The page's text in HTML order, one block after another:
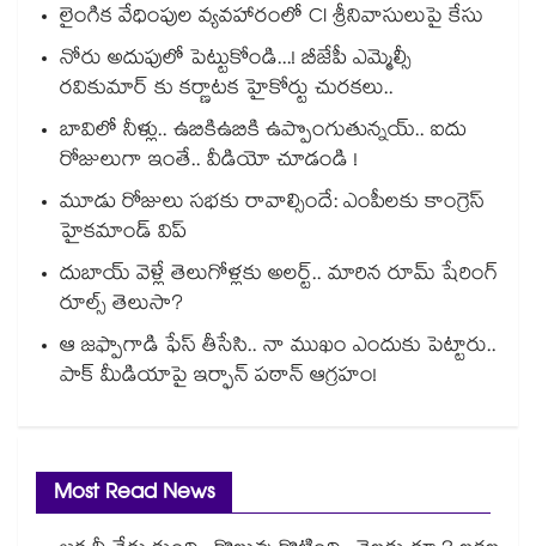
లైంగిక వేధింపుల వ్యవహారంలో CI శ్రీనివాసులుపై కేసు
నోరు అదుపులో పెట్టుకోండి...! బీజేపీ ఎమ్మెల్సీ
రవికుమార్ కు కర్ణాటక హైకోర్టు చురకలు..
బావిలో నీళ్లు.. ఉబికిఉబికి ఉప్పొంగుతున్నయ్.. ఐదు
రోజులుగా ఇంతే.. వీడియో చూడండి !
మూడు రోజులు సభకు రావాల్సిందే: ఎంపీలకు కాంగ్రెస్
హైకమాండ్ విప్
దుబాయ్ వెళ్లే తెలుగోళ్లకు అలర్ట్.. మారిన రూమ్ షేరింగ్‌
రూల్స్ తెలుసా?
ఆ జఫ్పాగాడి ఫేస్ తీసేసి.. నా ముఖం ఎందుకు పెట్టారు..
పాక్ మీడియాపై ఇర్ఫాన్ పఠాన్ ఆగ్రహం!
Most Read News